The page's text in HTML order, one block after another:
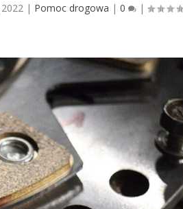
| Pomoc drogowa | 0 |